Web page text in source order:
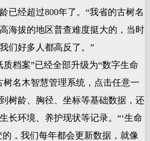
已经超过800年了。“我省的古树名
海拔的地区普查难度挺大的，当时
们好多人都高反了。”
档案”已经全部升级为“数字生命
树名木智慧管理系统，点击任意一
树龄、胸径、坐标等基础数据，还
长环境、养护现状等记录。“‘生命
的，我们每年都会更新数据，就像